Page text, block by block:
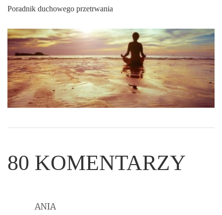
Poradnik duchowego przetrwania
80 KOMENTARZY
ANIA